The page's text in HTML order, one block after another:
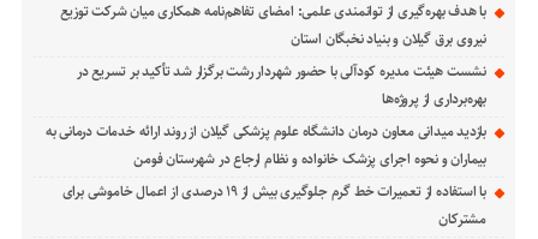
با هدف بهره‌گیری از توانمندی علمی: امضای تفاهم‌نامه همكاری میان شركت توزیع
نیروی برق گیلان و بنیاد نخبگان استان
نشست هیئت مدیره کودآلی با حضور شهردار رشت برگزار شد تأکید بر تسریع در
بهره‌برداری از پروژه‌ها
بازدید میدانی معاون درمان دانشگاه علوم پزشکی گیلان از روند ارائه خدمات درمانی به
بیماران و نحوه اجرای پزشک خانواده و نظام ارجاع در شهرستان فومن
با استفاده از تعمیرات خط گرم جلوگیری بیش از ۱۹ درصدی از اعمال خاموشی برای
مشتركان